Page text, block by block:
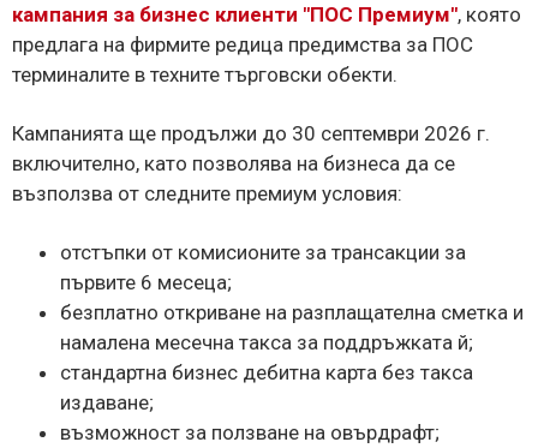
кампания за бизнес клиенти "ПОС Премиум", която
предлага на фирмите редица предимства за ПОС
терминалите в техните търговски обекти.
Кампанията ще продължи до 30 септември 2026 г.
включително, като позволява на бизнеса да се
възползва от следните премиум условия:
отстъпки от комисионите за трансакции за
първите 6 месеца;
безплатно откриване на разплащателна сметка и
намалена месечна такса за поддръжката й;
стандартна бизнес дебитна карта без такса
издаване;
възможност за ползване на овърдрафт;